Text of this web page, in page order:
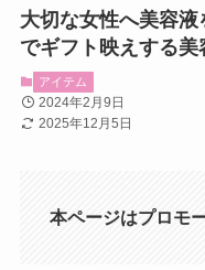
大切な女性へ美容
でギフト映えする美
アイテム
2024年2月9日
2025年12月5日
本ページはプロモ